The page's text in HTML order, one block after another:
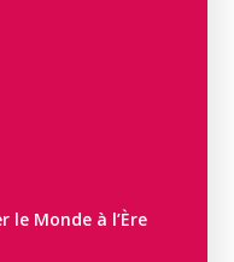
le Monde à l’Ère